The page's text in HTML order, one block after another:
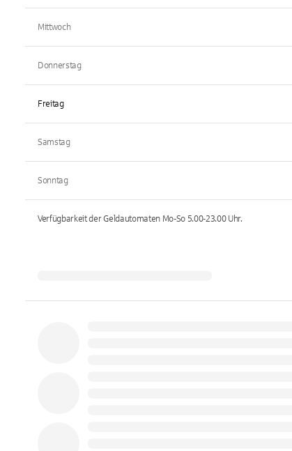
Mittwoch
Donnerstag
Freitag
Samstag
Sonntag
Verfügbarkeit der Geldautomaten Mo-So 5.00-23.00Uhr.